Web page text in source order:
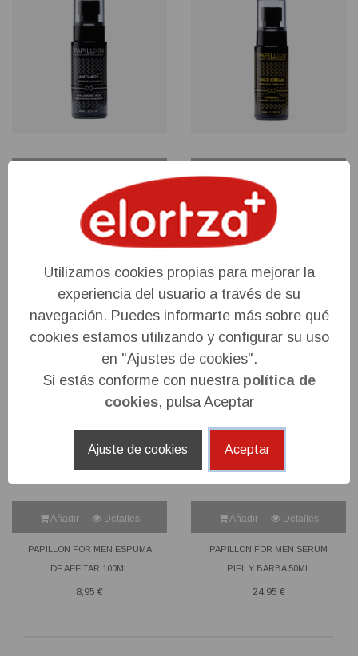
PAPILLON FOR MEN ANTI-AGE
PLUS ACIDO HIALURONICO
50ML
39,50 €
PAPILLON FOR MEN CREMA
FACIAL VITAMINA C 50ML
Añadir
PAPILLON FOR MEN ESPUMA
DE AFEITAR 100ML
8,95 €
Añadir Detalles
PAPILLON FOR MEN SERUM
PIEL Y BARBA 50ML
24,95 €
Añadir Detalles
Utilizamos cookies propias para mejorar la
experiencia del usuario a través de su
navegación. Puedes informarte más sobre qué
cookies estamos utilizando y configurar su uso
en "Ajustes de cookies".
Si estás conforme con nuestra política de
cookies, pulsa Aceptar
Ajuste de cookies Aceptar